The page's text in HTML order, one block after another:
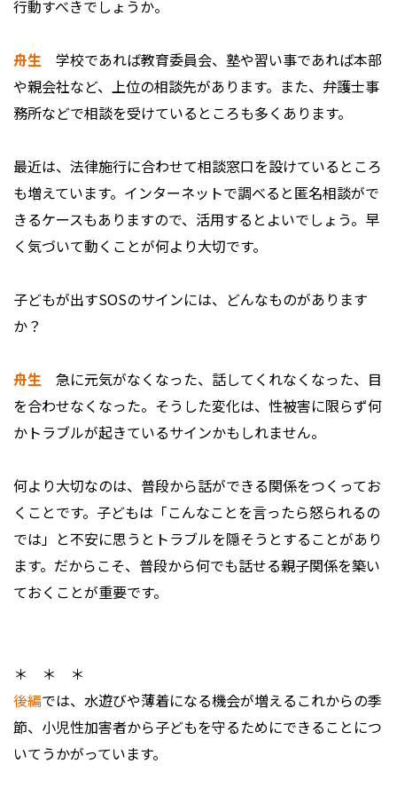
行動すべきでしょうか。
舟生 学校であれば教育委員会、塾や習い事であれば本部
や親会社など、上位の相談先があります。また、弁護士事
務所などで相談を受けているところも多くあります。
最近は、法律施行に合わせて相談窓口を設けているところ
も増えています。インターネットで調べると匿名相談がで
きるケースもありますので、活用するとよいでしょう。早
く気づいて動くことが何より大切です。
――子どもが出すSOSのサインには、どんなものがあります
か？
舟生 急に元気がなくなった、話してくれなくなった、目
を合わせなくなった。そうした変化は、性被害に限らず何
かトラブルが起きているサインかもしれません。
何より大切なのは、普段から話ができる関係をつくってお
くことです。子どもは「こんなことを言ったら怒られるの
では」と不安に思うとトラブルを隠そうとすることがあり
ます。だからこそ、普段から何でも話せる親子関係を築い
ておくことが重要です。
＊ ＊ ＊
後編では、水遊びや薄着になる機会が増えるこれからの季
節、小児性加害者から子どもを守るためにできることにつ
いてうかがっています。